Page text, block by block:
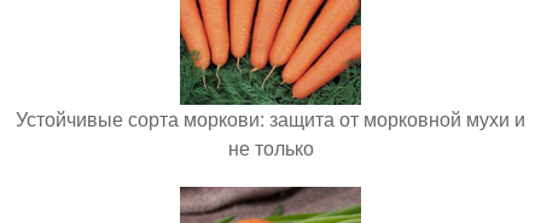
Устойчивые сорта моркови: защита от морковной мухи и
не только